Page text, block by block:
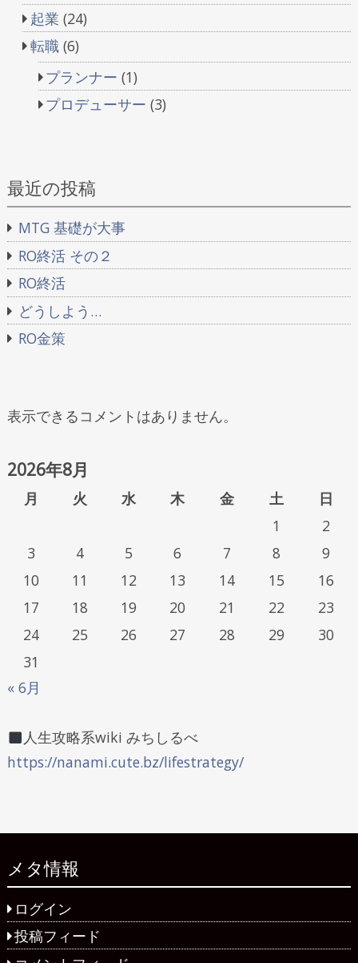
起業 (24)
転職(6)
プランナー (1)
プロデューサー (3)
最近の投稿
MTG 基礎が大事
RO終活 その２
RO終活
どうしよう…
RO金策
表示できるコメントはありません。
2026年8月
月 火 水 木 金 土
日
1
2
3
4 5 6 7 8
9
10
11 12 13 14 15
16
17
18 19 20 21 22
23
24
25 26 27 28 29
30
31
« 6月
人生攻略系wiki みちしるべ
https://nanami.cute.bz/lifestrategy/
メタ情報
ログイン
投稿フィード